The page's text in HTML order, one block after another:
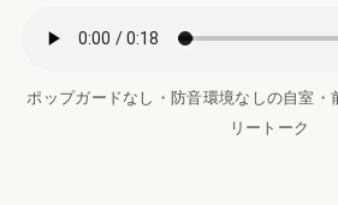
ポップガードなし・防音環境なしの自室・
リートーク